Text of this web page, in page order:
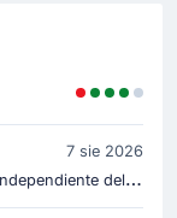
7 sie 2026
C
SD Independiente del Valle